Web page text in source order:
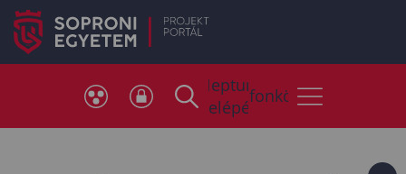
Neptun
belépés
Telefonkönyv